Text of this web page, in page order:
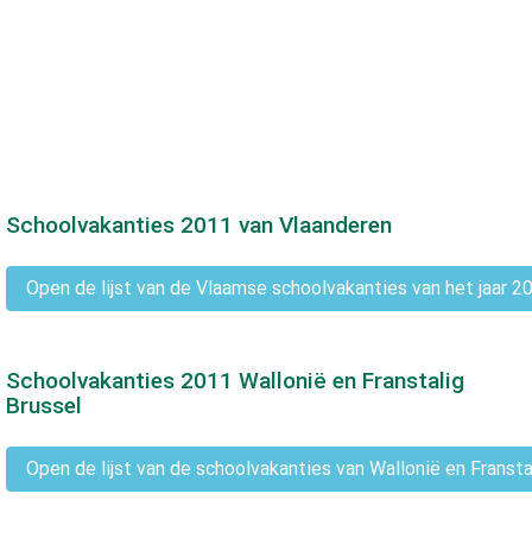
Schoolvakanties 2011 van Vlaanderen
Open de lijst van de Vlaamse schoolvakanties van het jaar
Schoolvakanties 2011 Wallonië en Franstalig
Brussel
Open de lijst van de schoolvakanties van Wallonië en